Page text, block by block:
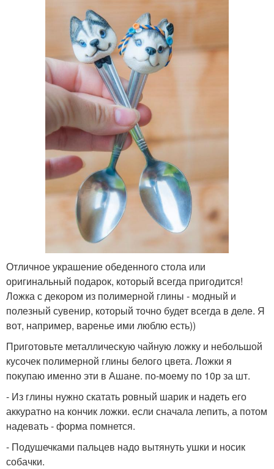
Отличное украшение обеденного стола или
оригинальный подарок, который всегда пригодится!
Ложка с декором из полимерной глины - модный и
полезный сувенир, который точно будет всегда в деле. Я
вот, например, варенье ими люблю есть))
Приготовьте металлическую чайную ложку и небольшой
кусочек полимерной глины белого цвета. Ложки я
покупаю именно эти в Ашане. по-моему по 10р за шт.
- Из глины нужно скатать ровный шарик и надеть его
аккуратно на кончик ложки. если сначала лепить, а потом
надевать - форма помнется.
- Подушечками пальцев надо вытянуть ушки и носик
собачки.